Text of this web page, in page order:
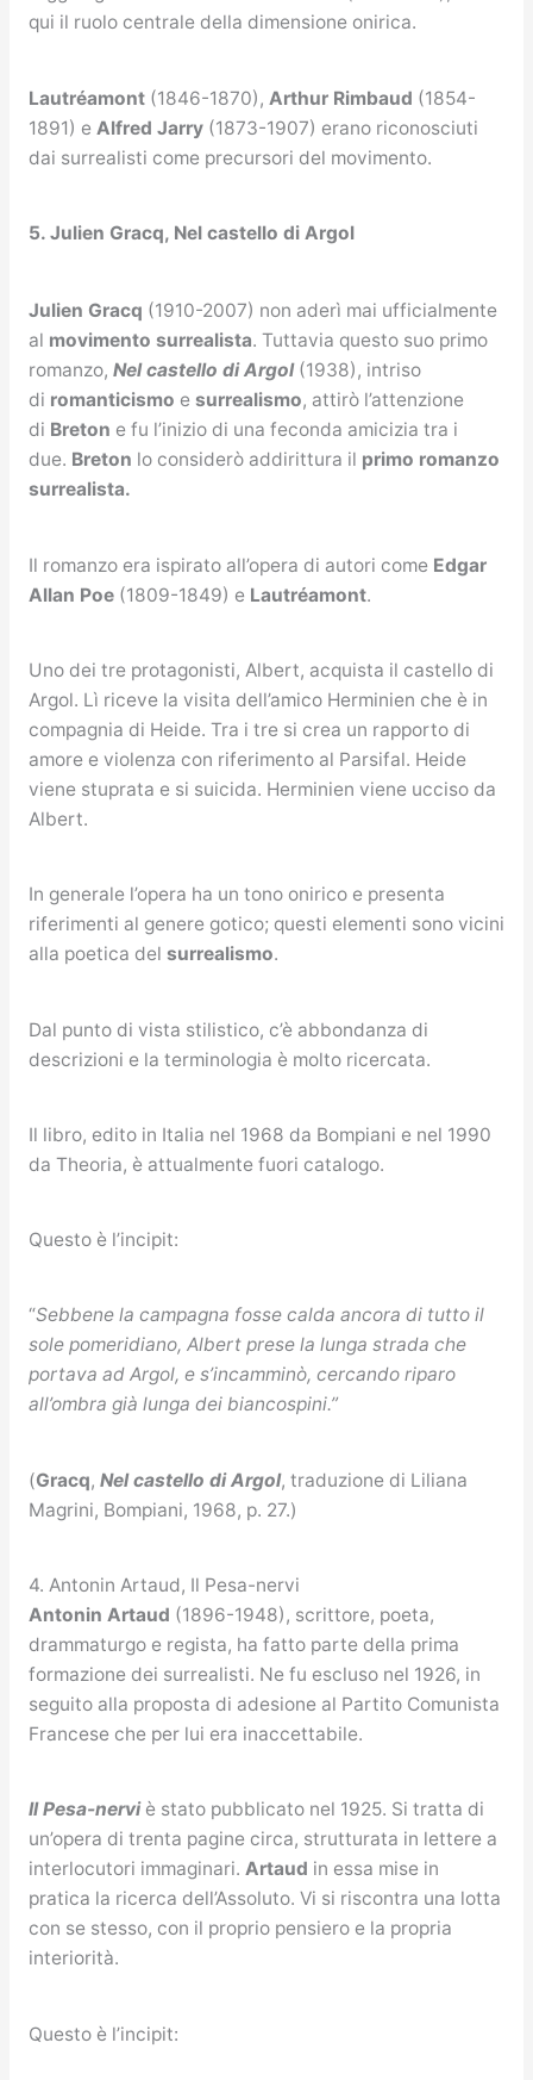
qui il ruolo centrale della dimensione onirica.
Lautréamont (1846-1870), Arthur Rimbaud (1854-
1891) e Alfred Jarry(1873-1907) erano riconosciuti
dai surrealisti come precursori del movimento.
5. Julien Gracq, Nel castello di Argol
Julien Gracq (1910-2007) non aderì mai ufficialmente
al movimento surrealista. Tuttavia questo suo primo
romanzo, Nel castello di Argol(1938), intriso
di romanticismo e surrealismo, attirò l’attenzione
di Breton e fu l’inizio di una feconda amicizia tra i
due. Breton lo considerò addirittura il primo romanzo
surrealista.
Il romanzo era ispirato all’opera di autori come Edgar
Allan Poe(1809-1849) e Lautréamont.
Uno dei tre protagonisti, Albert, acquista il castello di
Argol. Lì riceve la visita dell’amico Herminien che è in
compagnia di Heide. Tra i tre si crea un rapporto di
amore e violenza con riferimento al Parsifal. Heide
viene stuprata e si suicida. Herminien viene ucciso da
Albert.
In generale l’opera ha un tono onirico e presenta
riferimenti al genere gotico; questi elementi sono vicini
alla poetica del surrealismo.
Dal punto di vista stilistico, c’è abbondanza di
descrizioni e la terminologia è molto ricercata.
Il libro, edito in Italia nel 1968 da Bompiani e nel 1990
da Theoria, è attualmente fuori catalogo.
Questo è l’incipit:
“Sebbene la campagna fosse calda ancora di tutto il
sole pomeridiano, Albert prese la lunga strada che
portava ad Argol, e s’incamminò, cercando riparo
all’ombra già lunga dei biancospini.”
(Gracq, Nel castello di Argol, traduzione di Liliana
Magrini, Bompiani, 1968, p. 27.)
4. Antonin Artaud, Il Pesa-nervi
Antonin Artaud (1896-1948), scrittore, poeta,
drammaturgo e regista, ha fatto parte della prima
formazione dei surrealisti. Ne fu escluso nel 1926, in
seguito alla proposta di adesione al Partito Comunista
Francese che per lui era inaccettabile.
Il Pesa-nervi è stato pubblicato nel 1925. Si tratta di
un’opera di trenta pagine circa, strutturata in lettere a
interlocutori immaginari. Artaud in essa mise in
pratica la ricerca dell’Assoluto. Vi si riscontra una lotta
con se stesso, con il proprio pensiero e la propria
interiorità.
Questo è l’incipit: